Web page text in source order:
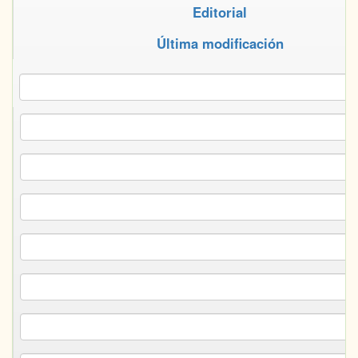
Editorial
Última modificación